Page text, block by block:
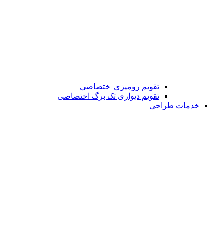
تقویم رومیزی اختصاصی
تقویم دیواری تک برگ اختصاصی
خدمات طراحی